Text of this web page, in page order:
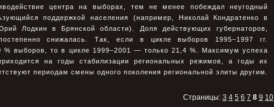
центра на выборах, тем не менее побеждал неугодный
поддержкой населения (например, Николай Кондратенко в
Лодкин в Брянской области). Доля действующих губернаторов,
снижалась. Так, если в цикле выборов 1995–1997 гг.
% выборов, то в цикле 1999–2001 — только 21,4 %. Максимум успеха
на годы стабилизации региональных режимов, а годы их
периодам смены одного поколения региональной элиты другим.
Страницы: 3 4 5 6 7 8 9 10